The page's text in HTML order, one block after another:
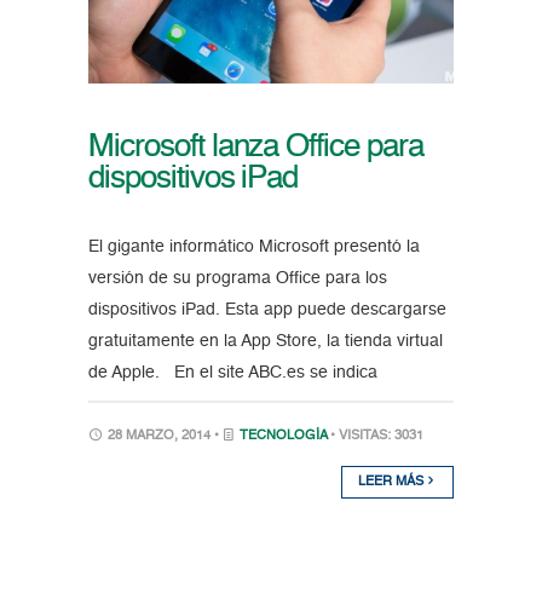
Microsoft lanza Office para
dispositivos iPad
El gigante informático Microsoft presentó la
versión de su programa Office para los
dispositivos iPad. Esta app puede descargarse
gratuitamente en la App Store, la tienda virtual
de Apple. En el site ABC.es se indica
28 MARZO, 2014 • TECNOLOGÍA • VISITAS: 3031
LEER MÁS